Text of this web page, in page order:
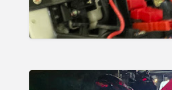
服
務！
汽
車